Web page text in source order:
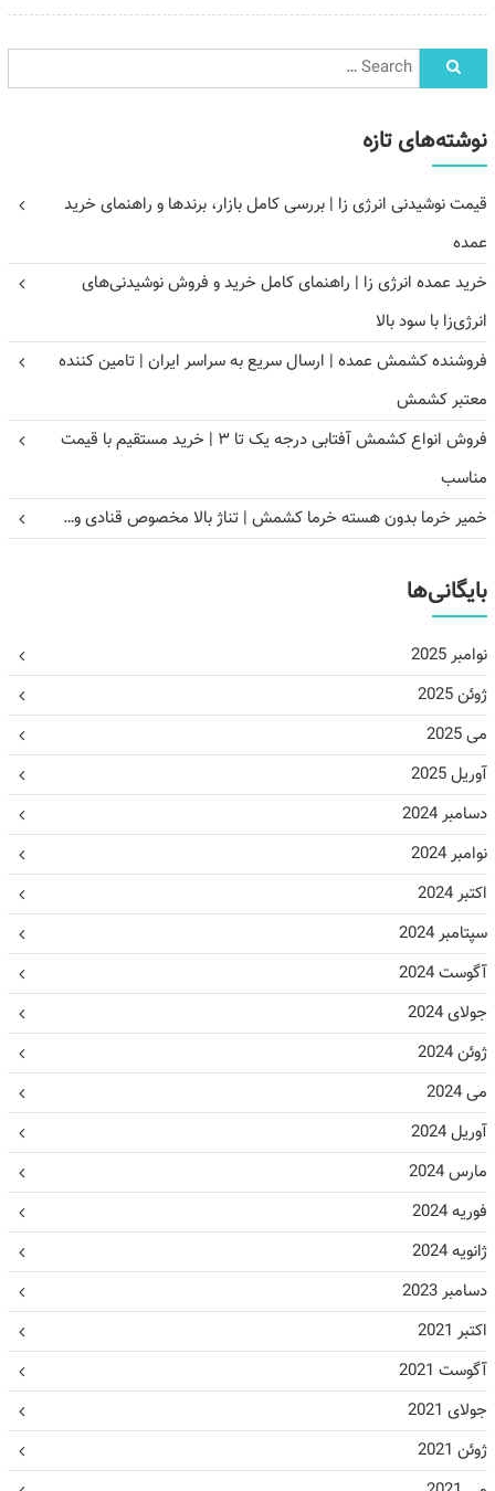
نوشته‌های تازه
قیمت نوشیدنی انرژی زا | بررسی کامل بازار، برندها و راهنمای خرید
عمده
خرید عمده انرژی زا | راهنمای کامل خرید و فروش نوشیدنی‌های
انرژی‌زا با سود بالا
فروشنده کشمش عمده | ارسال سریع به سراسر ایران | تامین کننده
معتبر کشمش
فروش انواع کشمش آفتابی درجه یک تا ۳ | خرید مستقیم با قیمت
مناسب
خمیر خرما بدون هسته خرما کشمش | تناژ بالا مخصوص قنادی و…
بایگانی‌ها
نوامبر 2025
ژوئن 2025
می 2025
آوریل 2025
دسامبر 2024
نوامبر 2024
اکتبر 2024
سپتامبر 2024
آگوست 2024
جولای 2024
ژوئن 2024
می 2024
آوریل 2024
مارس 2024
فوریه 2024
ژانویه 2024
دسامبر 2023
اکتبر 2021
آگوست 2021
جولای 2021
ژوئن 2021